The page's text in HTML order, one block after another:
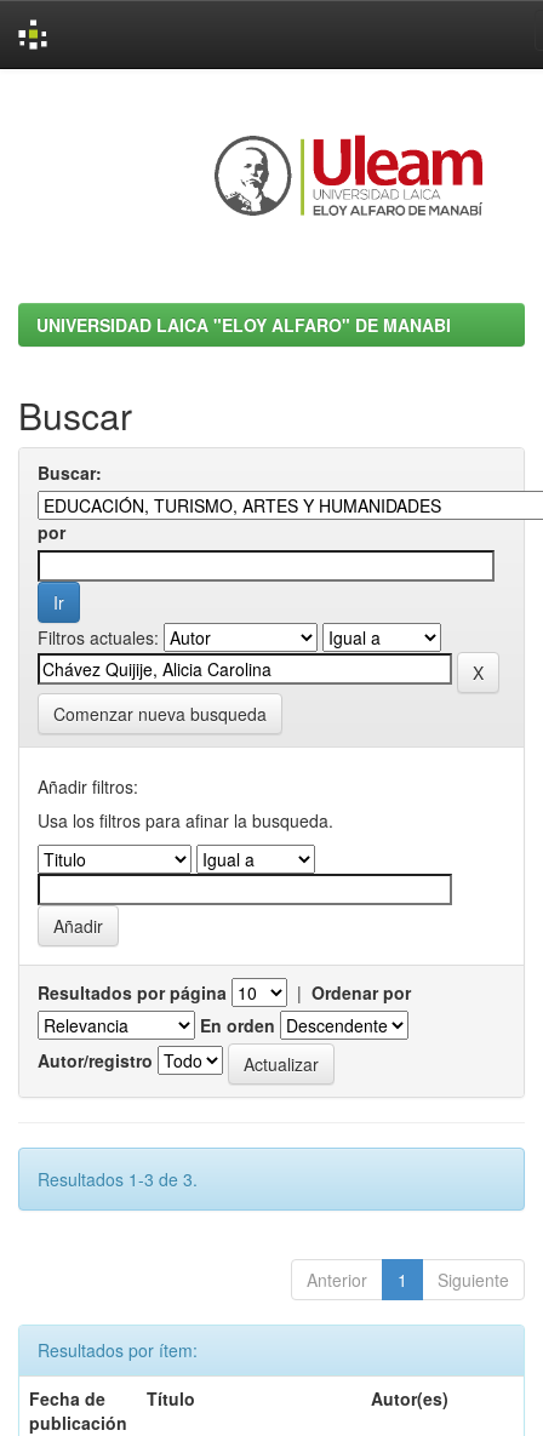
UNIVERSIDAD LAICA "ELOY ALFARO" DE MANABI
Buscar
Buscar:
por
Filtros actuales:
Comenzar nueva busqueda
Añadir filtros:
Usa los filtros para afinar la busqueda.
Resultados por página | Ordenar por
En orden
Autor/registro
Resultados 1-3 de 3.
Anterior 1 Siguiente
Resultados por ítem:
Fecha de
publicación
Título Autor(es)